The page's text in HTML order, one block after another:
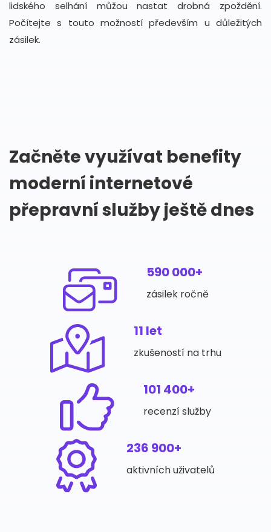
lidského selhání můžou nastat drobná zpoždění.
Počítejte s touto možností především u důležitých
zásilek.
Začněte využívat benefity
moderní internetové
přepravní služby ještě dnes
590 000+
zásilek ročně
11 let
zkušeností na trhu
101 400+
recenzí služby
236 900+
aktivních uživatelů